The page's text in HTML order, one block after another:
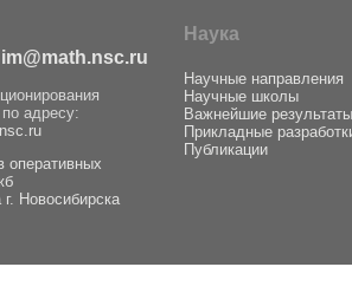
im@math.nsc.ru
адресу:
оперативных
г. Новосибирска
Наука
Научные направления
Научные школы
Важнейшие
Прикладные
Публикации